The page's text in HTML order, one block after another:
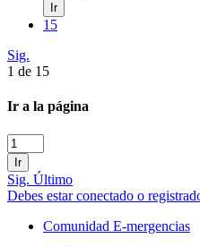
Ir
15
Sig.
1 de 15
Ir a la página
Ir
Sig. Último
Debes estar conectado o
Comunidad E-mergencias